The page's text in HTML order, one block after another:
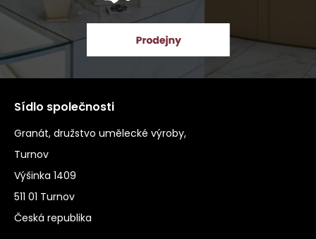
Sídlo společnosti
Granát, družstvo umělecké výroby,
Turnov
Výšinka 1409
511 01 Turnov
Česká republika